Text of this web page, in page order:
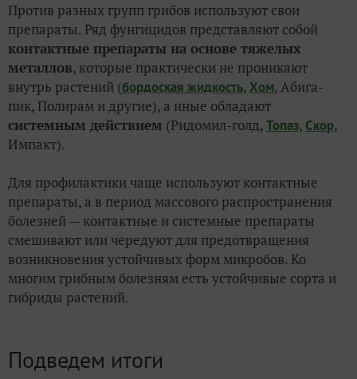
Против разных групп грибов используют свои
препараты. Ряд фунгицидов представляют собой
контактные препараты на основе тяжелых
металлов, которые практически не проникают
внутрь растений (бордоская жидкость,Хом, Абига-
пик, Полирам и другие), а иные обладают
системным действием (Ридомил-голд,Топаз, Скор,
Импакт).
Для профилактики чаще используют контактные
препараты, а в период массового распространения
болезней — контактные и системные препараты
смешивают или чередуют для предотвращения
возникновения устойчивых форм микробов. Ко
многим грибным болезням есть устойчивые сорта и
гибриды растений.
Подведем итоги